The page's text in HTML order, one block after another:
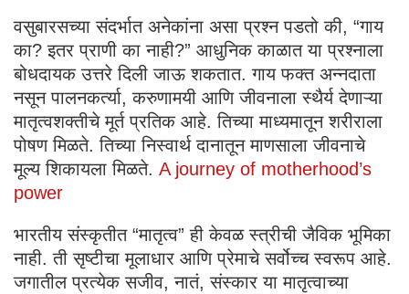
वसुबारसच्या संदर्भात अनेकांना असा प्रश्न पडतो की, “गाय
का? इतर प्राणी का नाही?” आधुनिक काळात या प्रश्नाला
बोधदायक उत्तरे दिली जाऊ शकतात. गाय फक्त अन्नदाता
नसून पालनकर्त्या, करुणामयी आणि जीवनाला स्थैर्य देणाऱ्या
मातृत्वशक्तीचे मूर्त प्रतिक आहे. तिच्या माध्यमातून शरीराला
पोषण मिळते. तिच्या निस्वार्थ दानातून माणसाला जीवनाचे
मूल्य शिकायला मिळते. A journey of motherhood’s
power
भारतीय संस्कृतीत “मातृत्व” ही केवळ स्त्रीची जैविक भूमिका
नाही. ती सृष्टीचा मूलाधार आणि प्रेमाचे सर्वोच्च स्वरूप आहे.
जगातील प्रत्येक सजीव, नातं, संस्कार या मातृत्वाच्या